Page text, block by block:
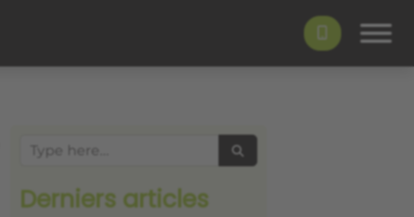
Search
Derniers articles